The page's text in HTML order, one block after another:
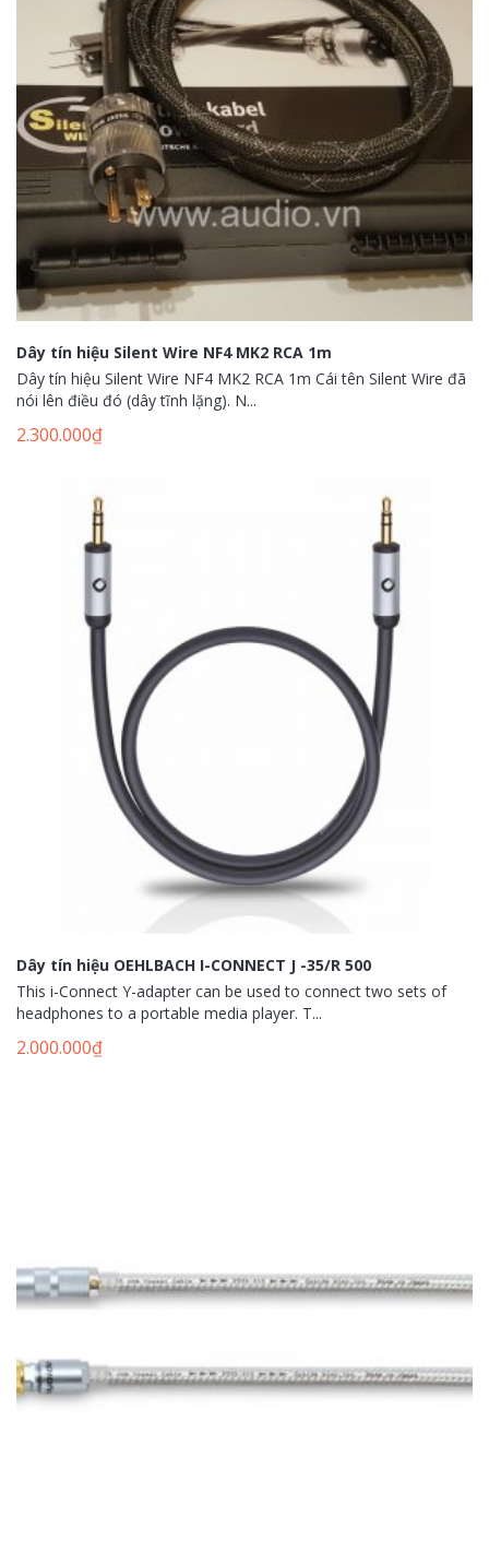
Dây tín hiệu Silent Wire NF4 MK2 RCA 1m
Dây tín hiệu Silent Wire NF4 MK2 RCA 1m Cái tên Silent Wire đã
nói lên điều đó (dây tĩnh lặng). N...
2.300.000₫
Dây tín hiệu OEHLBACH I-CONNECT J -35/R 500
This i-Connect Y-adapter can be used to connect two sets of
headphones to a portable media player. T...
2.000.000₫